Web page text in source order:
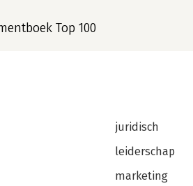
Top 100
juridisch
leiderschap
marketing